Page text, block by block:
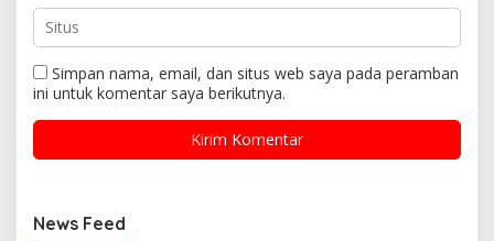
Simpan nama, email, dan situs web saya pada peramban
ini untuk komentar saya berikutnya.
News Feed